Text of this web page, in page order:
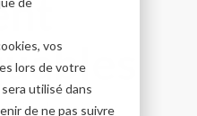
vos
lors de votre
utilisé dans
de ne pas suivre
de mieux